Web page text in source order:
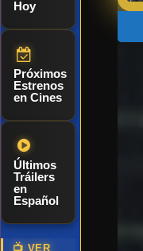
Hoy
Próximos
Estrenos
en Cines
Últimos
Tráilers
en
Español
📺 VER